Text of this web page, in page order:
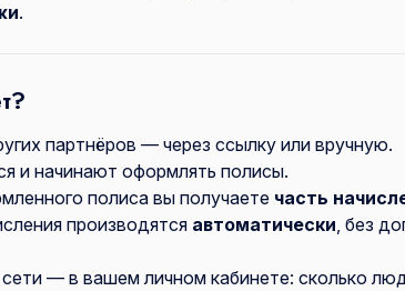
.
партнёров — через ссылку или вручную.
и начинают оформлять полисы.
полиса вы получаете часть
производятся автоматически, без
сети — в вашем личном кабинете: сколько